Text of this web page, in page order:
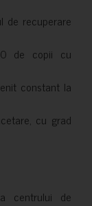
recuperare
de copii cu
constant la
cu grad
centrului de